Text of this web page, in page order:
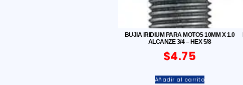
BUJIA IRIDIUM PARA MOTOS 10MM X 1.0
ALCANZE 3/4 – HEX 5/8
$4.75
Añadir al carrito